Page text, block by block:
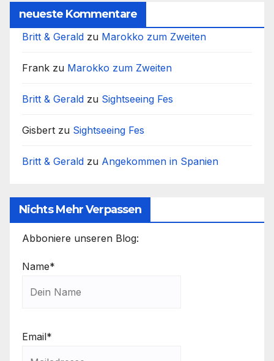
neueste Kommentare
Britt & Gerald zu Marokko zum Zweiten
Frank zu Marokko zum Zweiten
Britt & Gerald zu Sightseeing Fes
Gisbert zu Sightseeing Fes
Britt & Gerald zu Angekommen in Spanien
Nichts Mehr Verpassen
Abboniere unseren Blog:
Name*
Email*